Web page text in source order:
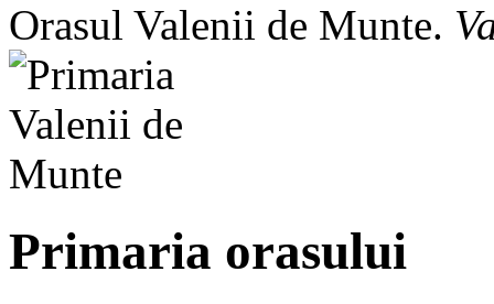
Orasul Valenii de Munte.
Primaria orasului